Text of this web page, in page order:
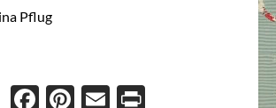
Pflug
Face
Pint
Ema